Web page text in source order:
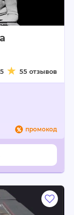
55 отзывов
промокод